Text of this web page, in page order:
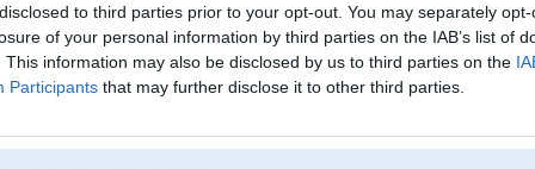
to third parties prior to your opt-out. You may separately
of your personal information by third parties on the IAB’s list of
This information may also be disclosed by us to third parties on the
Participants that may further disclose it to other third parties.
Ziņojumi forumā:
0
[Pēdējie ziņojumi forumā]